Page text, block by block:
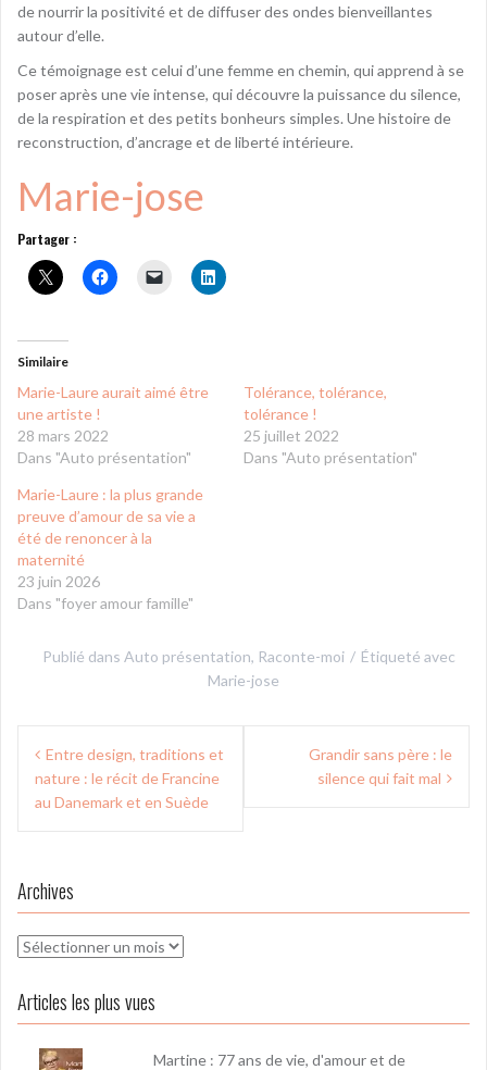
de nourrir la positivité et de diffuser des ondes bienveillantes
autour d’elle.
Ce témoignage est celui d’une femme en chemin, qui apprend à se
poser après une vie intense, qui découvre la puissance du silence,
de la respiration et des petits bonheurs simples. Une histoire de
reconstruction, d’ancrage et de liberté intérieure.
Marie-jose
Partager :
Similaire
Marie-Laure aurait aimé être
une artiste !
28 mars 2022
Dans "Auto présentation"
Tolérance, tolérance,
tolérance !
25 juillet 2022
Dans "Auto présentation"
Marie-Laure : la plus grande
preuve d’amour de sa vie a
été de renoncer à la
maternité
23 juin 2026
Dans "foyer amour famille"
Publié dans Auto présentation, Raconte-moi
Étiqueté avec
Marie-jose
Navigation
de
l’article
Entre design, traditions et
nature : le récit de Francine
au Danemark et en Suède
Grandir sans père : le
silence qui fait mal
Archives
Archives
Articles les plus vues
Martine : 77 ans de vie, d'amour et de